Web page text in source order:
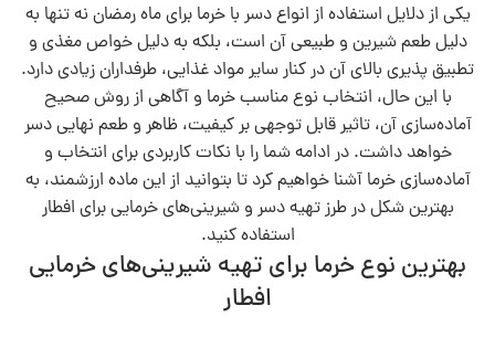
یکی از دلایل استفاده از انواع دسر با خرما برای ماه رمضان نه‌ تنها به
دلیل طعم شیرین و طبیعی آن است، بلکه به دلیل خواص مغذی و
تطبیق‌ پذیری بالای آن در کنار سایر مواد غذایی، طرفداران زیادی دارد.
با این حال، انتخاب نوع مناسب خرما و آگاهی از روش صحیح
آماده‌سازی آن، تاثیر قابل توجهی بر کیفیت، ظاهر و طعم نهایی دسر
خواهد داشت. در ادامه شما را با نکات کاربردی برای انتخاب و
آماده‌سازی خرما آشنا خواهیم کرد تا بتوانید از این ماده ارزشمند، به
بهترین شکل در طرز تهیه دسر و شیرینی‌های خرمایی برای افطار
استفاده کنید.
بهترین نوع خرما برای تهیه شیرینی‌های خرمایی
افطار